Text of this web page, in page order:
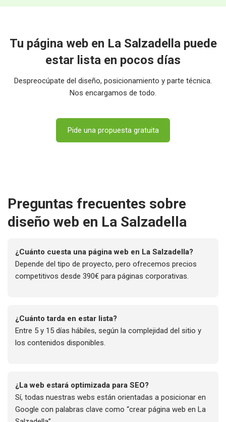
Tu página web en La Salzadella puede
estar lista en pocos días
Despreocúpate del diseño, posicionamiento y parte técnica.
Nos encargamos de todo.
Pide una propuesta gratuita
Preguntas frecuentes sobre
diseño web en La Salzadella
¿Cuánto cuesta una página web en La Salzadella?
Depende del tipo de proyecto, pero ofrecemos precios
competitivos desde 390€ para páginas corporativas.
¿Cuánto tarda en estar lista?
Entre 5 y 15 días hábiles, según la complejidad del sitio y
los contenidos disponibles.
¿La web estará optimizada para SEO?
Sí, todas nuestras webs están orientadas a posicionar en
Google con palabras clave como “crear página web en La